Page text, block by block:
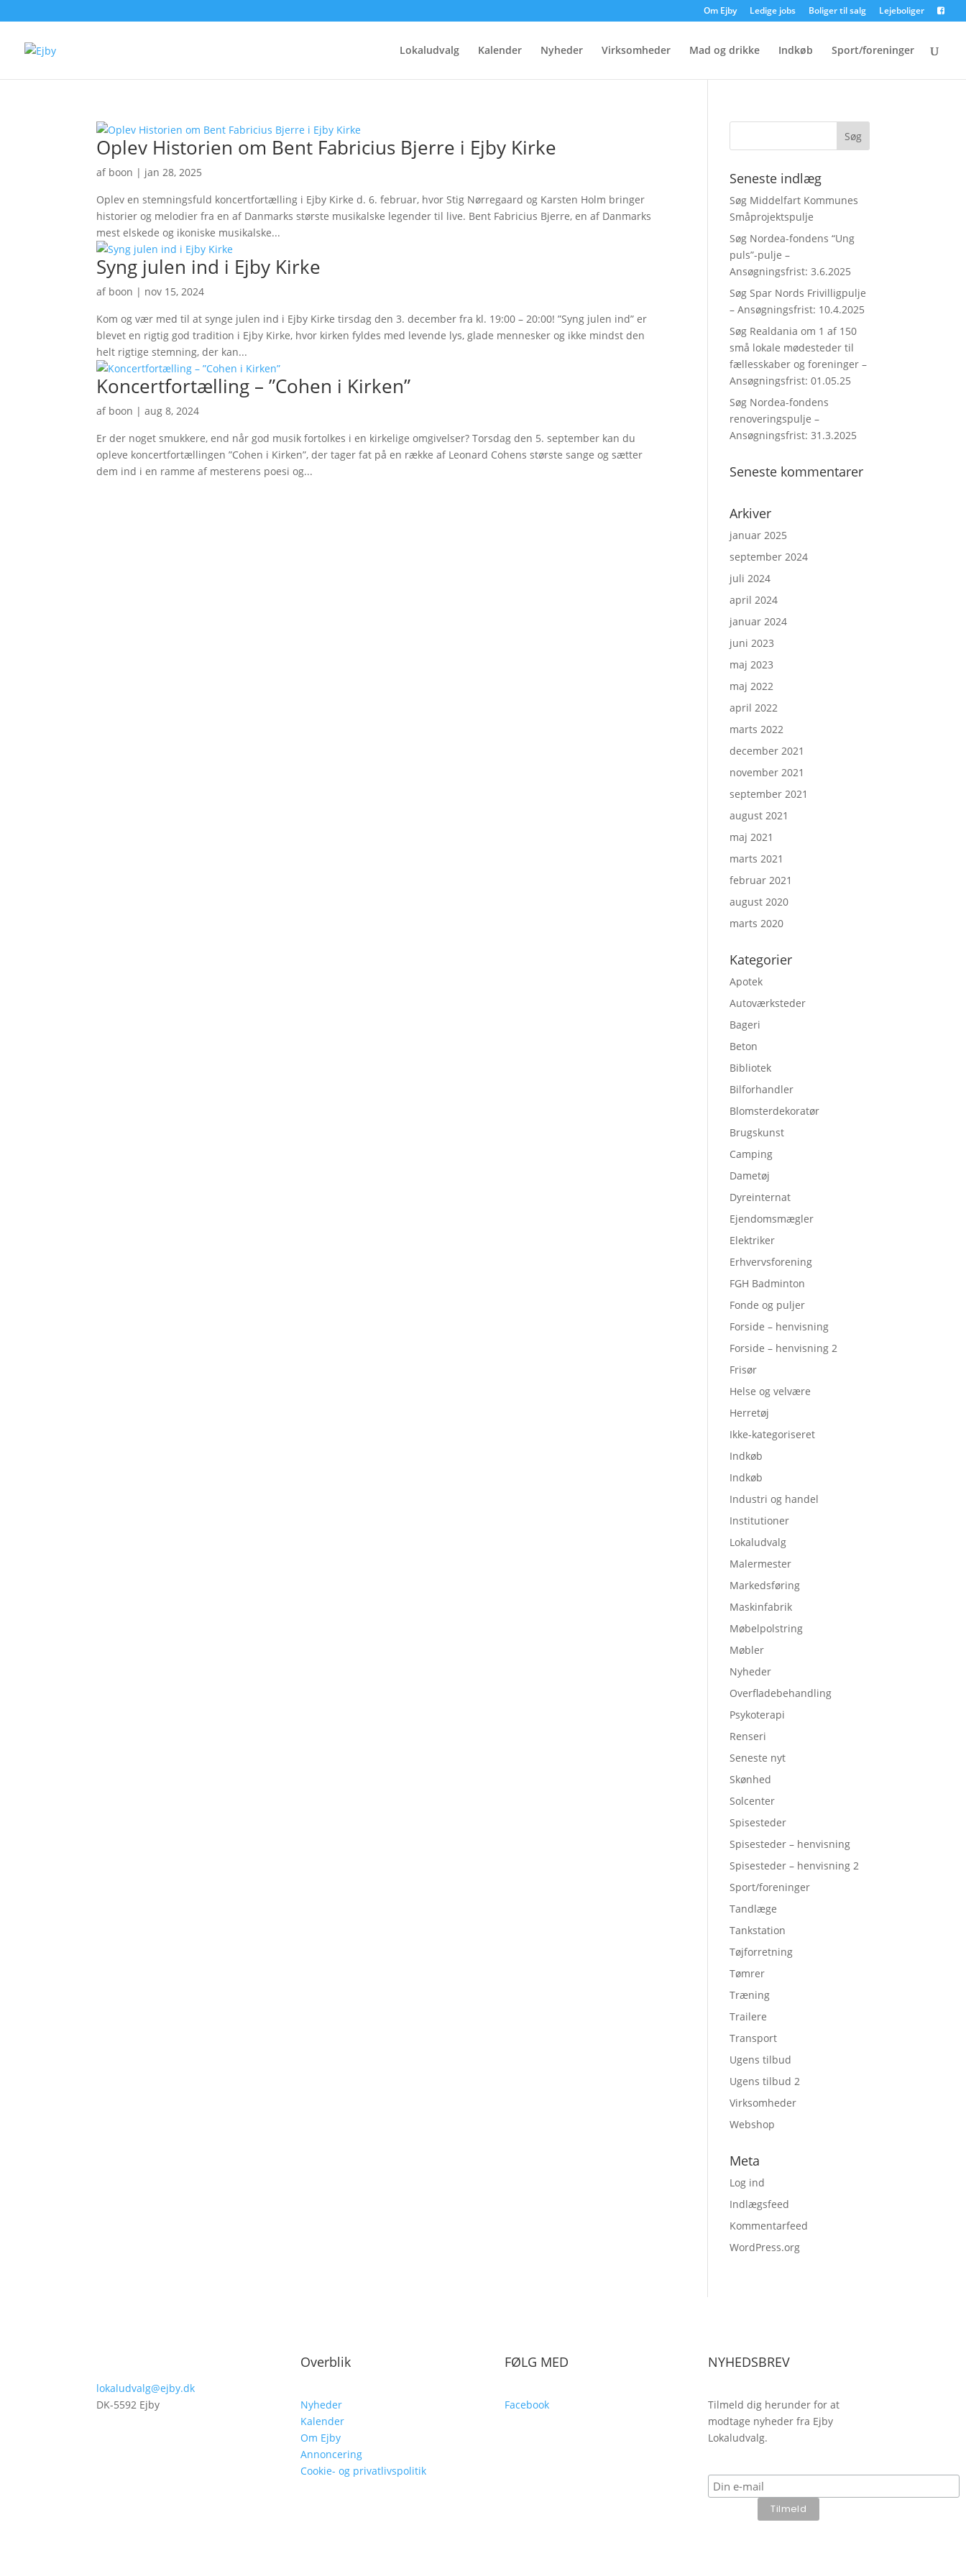
Om Ejby Ledige jobs Boliger til salg Lejeboliger
Lokaludvalg Kalender Nyheder Virksomheder Mad og drikke Indkøb Sport/foreninger
Oplev Historien om Bent Fabricius Bjerre i Ejby Kirke
af boon | jan 28, 2025
Oplev en stemningsfuld koncertfortælling i Ejby Kirke d. 6. februar, hvor Stig Nørregaard og Karsten Holm bringer
historier og melodier fra en af Danmarks største musikalske legender til live. Bent Fabricius Bjerre, en af Danmarks
mest elskede og ikoniske musikalske...
Syng julen ind i Ejby Kirke
af boon | nov 15, 2024
Kom og vær med til at synge julen ind i Ejby Kirke tirsdag den 3. december fra kl. 19:00 – 20:00! ”Syng julen ind” er
blevet en rigtig god tradition i Ejby Kirke, hvor kirken fyldes med levende lys, glade mennesker og ikke mindst den
helt rigtige stemning, der kan...
Koncertfortælling – ”Cohen i Kirken”
af boon |aug 8, 2024
Er der noget smukkere, end når god musik fortolkes i en kirkelige omgivelser? Torsdag den 5. september kan du
opleve koncertfortællingen ”Cohen i Kirken”, der tager fat på en række af Leonard Cohens største sange og sætter
dem ind i en ramme af mesterens poesi og...
Seneste indlæg
Søg Middelfart Kommunes
Småprojektspulje
Søg Nordea-fondens “Ung
puls”-pulje –
Ansøgningsfrist: 3.6.2025
Søg Spar Nords Frivilligpulje
– Ansøgningsfrist: 10.4.2025
Søg Realdania om 1 af 150
små lokale mødesteder til
fællesskaber og foreninger –
Ansøgningsfrist: 01.05.25
Søg Nordea-fondens
renoveringspulje –
Ansøgningsfrist: 31.3.2025
Seneste kommentarer
Arkiver
januar 2025
september 2024
juli 2024
april 2024
januar 2024
juni 2023
maj 2023
maj 2022
april 2022
marts 2022
december 2021
november 2021
september 2021
august 2021
maj 2021
marts 2021
februar 2021
august 2020
marts 2020
Kategorier
Apotek
Autoværksteder
Bageri
Beton
Bibliotek
Bilforhandler
Blomsterdekoratør
Brugskunst
Camping
Dametøj
Dyreinternat
Ejendomsmægler
Elektriker
Erhvervsforening
FGH Badminton
Fonde og puljer
Forside – henvisning
Forside – henvisning 2
Frisør
Helse og velvære
Herretøj
Ikke-kategoriseret
Indkøb
Indkøb
Industri og handel
Institutioner
Lokaludvalg
Malermester
Markedsføring
Maskinfabrik
Møbelpolstring
Møbler
Nyheder
Overfladebehandling
Psykoterapi
Renseri
Seneste nyt
Skønhed
Solcenter
Spisesteder
Spisesteder – henvisning
Spisesteder – henvisning 2
Sport/foreninger
Tandlæge
Tankstation
Tøjforretning
Tømrer
Træning
Trailere
Transport
Ugens tilbud
Ugens tilbud 2
Virksomheder
Webshop
Meta
Log ind
Indlægsfeed
Kommentarfeed
WordPress.org
lokaludvalg@ejby.dk
DK-5592 Ejby
Overblik
Nyheder
Kalender
Om Ejby
Annoncering
Cookie- og privatlivspolitik
FØLG MED
Facebook
NYHEDSBREV
Tilmeld dig herunder for at
modtage nyheder fra Ejby
Lokaludvalg.